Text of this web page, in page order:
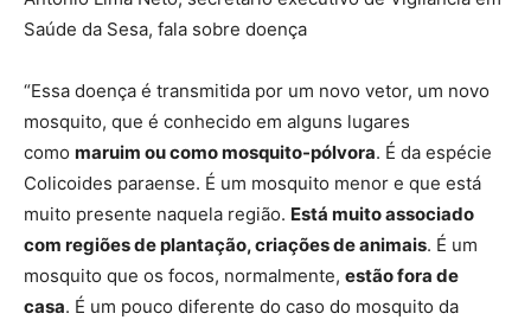
Saúde da Sesa, fala sobre doença
“Essa doença é transmitida por um novo vetor, um novo
mosquito, que é conhecido em alguns lugares
como maruim ou como mosquito-pólvora. É da espécie
Colicoides paraense. É um mosquito menor e que está
muito presente naquela região. Está muito associado
com regiões de plantação, criações de animais. É um
mosquito que os focos, normalmente, estão fora de
casa. É um pouco diferente do caso do mosquito da